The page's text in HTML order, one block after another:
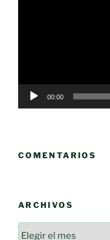
00:00
COMENTARIOS
ARCHIVOS